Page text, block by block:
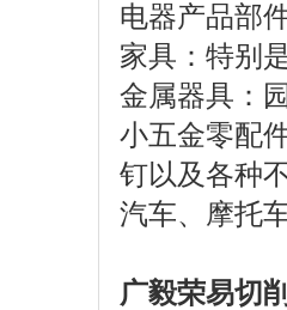
电器产品部
家具：特别
金属器具：
小五金零配
钉以及各种
汽车、摩托
广毅荣易切